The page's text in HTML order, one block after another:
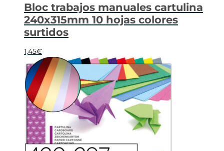
Bloc trabajos manuales cartulina
240x315mm 10 hojas colores
surtidos
1,45€